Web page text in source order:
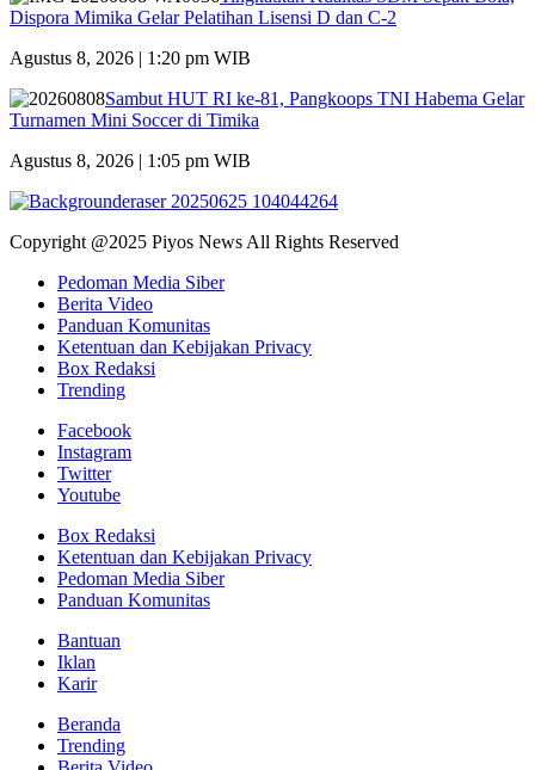
Dispora Mimika Gelar Pelatihan Lisensi D dan C-2
Agustus 8, 2026 | 1:20 pm WIB
Sambut HUT RI ke-81, Pangkoops TNI Habema Gelar
Turnamen Mini Soccer di Timika
Agustus 8, 2026 | 1:05 pm WIB
Copyright @2025 Piyos News All Rights Reserved
Pedoman Media Siber
Berita Video
Panduan Komunitas
Ketentuan dan Kebijakan Privacy
Box Redaksi
Trending
Facebook
Instagram
Twitter
Youtube
Box Redaksi
Ketentuan dan Kebijakan Privacy
Pedoman Media Siber
Panduan Komunitas
Bantuan
Iklan
Karir
Beranda
Trending